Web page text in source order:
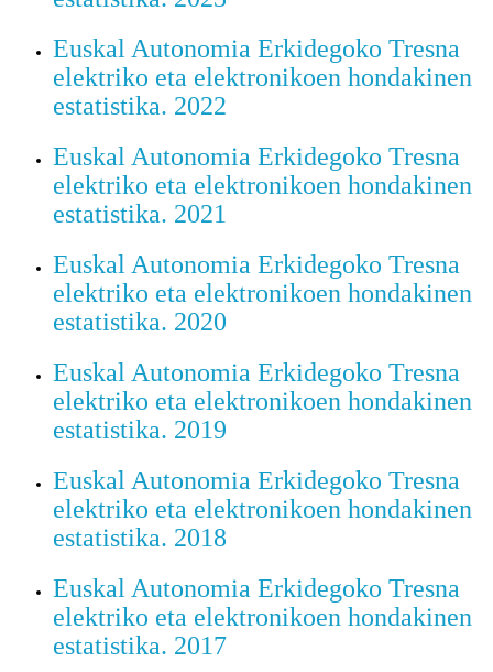
Euskal Autonomia Erkidegoko Tresna
elektriko eta elektronikoen hondakinen
estatistika. 2022
Euskal Autonomia Erkidegoko Tresna
elektriko eta elektronikoen hondakinen
estatistika. 2021
Euskal Autonomia Erkidegoko Tresna
elektriko eta elektronikoen hondakinen
estatistika. 2020
Euskal Autonomia Erkidegoko Tresna
elektriko eta elektronikoen hondakinen
estatistika. 2019
Euskal Autonomia Erkidegoko Tresna
elektriko eta elektronikoen hondakinen
estatistika. 2018
Euskal Autonomia Erkidegoko Tresna
elektriko eta elektronikoen hondakinen
estatistika. 2017